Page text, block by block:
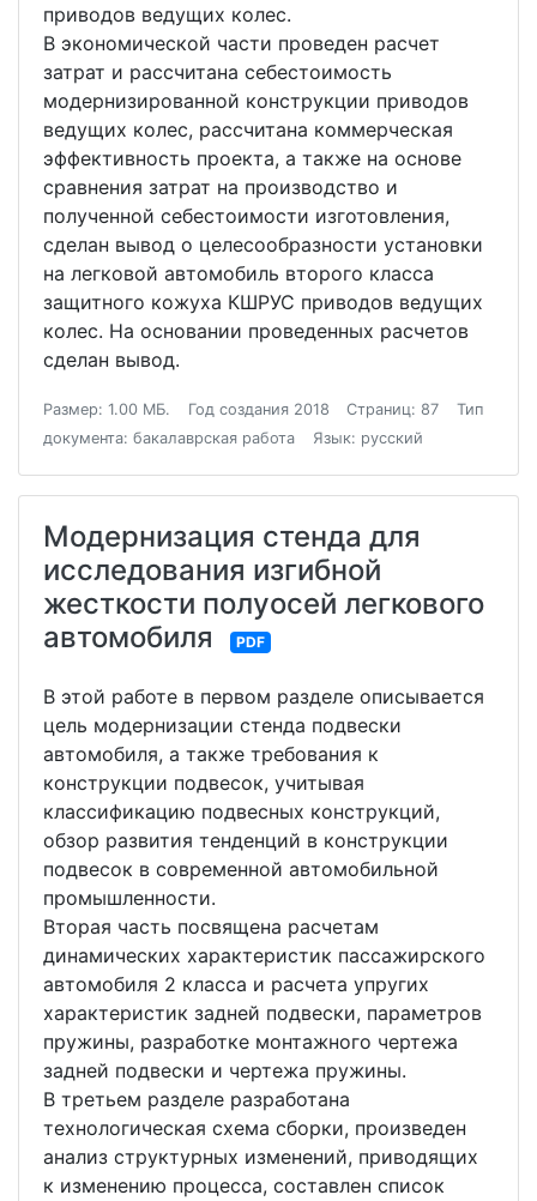
приводов ведущих колес.
В экономической части проведен расчет
затрат и рассчитана себестоимость
модернизированной конструкции приводов
ведущих колес, рассчитана коммерческая
эффективность проекта, а также на основе
сравнения затрат на производство и
полученной себестоимости изготовления,
сделан вывод о целесообразности установки
на легковой автомобиль второго класса
защитного кожуха КШРУС приводов ведущих
колес. На основании проведенных расчетов
сделан вывод.
Размер: 1.00 МБ. Год создания 2018 Страниц: 87
Тип
документа: бакалаврская работа
Язык: русский
Модернизация стенда для
исследования изгибной
жесткости полуосей легкового
автомобиля
PDF
В этой работе в первом разделе описывается
цель модернизации стенда подвески
автомобиля, а также требования к
конструкции подвесок, учитывая
классификацию подвесных конструкций,
обзор развития тенденций в конструкции
подвесок в современной автомобильной
промышленности.
Вторая часть посвящена расчетам
динамических характеристик пассажирского
автомобиля 2 класса и расчета упругих
характеристик задней подвески, параметров
пружины, разработке монтажного чертежа
задней подвески и чертежа пружины.
В третьем разделе разработана
технологическая схема сборки, произведен
анализ структурных изменений, приводящих
к изменению процесса, составлен список